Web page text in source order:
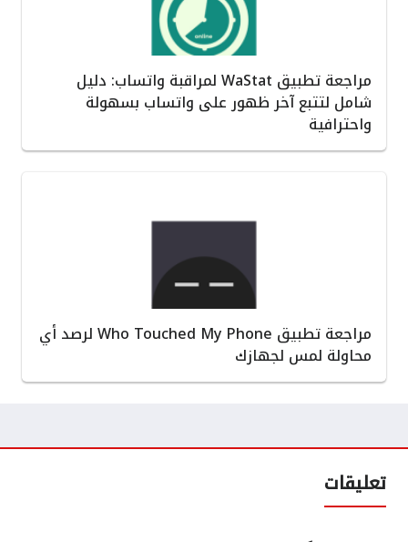
مراجعة تطبيق WaStat لمراقبة واتساب: دليل
شامل لتتبع آخر ظهور على واتساب بسهولة
واحترافية
مراجعة تطبيق Who Touched My Phone لرصد أي
محاولة لمس لجهازك
تعليقات